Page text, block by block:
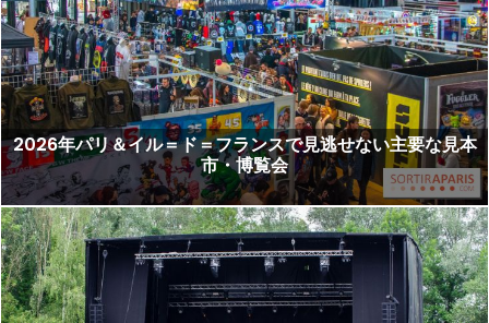
2026年パリ＆イル＝ド＝フランスで見逃せない主要な見本
市・博覧会